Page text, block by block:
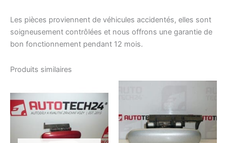
Les pièces proviennent de véhicules accidentés, elles sont
soigneusement contrôlées et nous offrons une garantie de
bon fonctionnement pendant 12 mois.
Produits similaires